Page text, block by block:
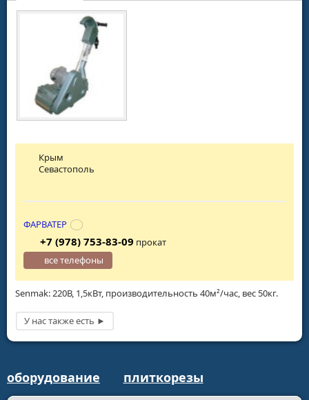
Senmak: 220В, 1,5кВт, производительность 40м²/час, вес 50кг.
Крым
Севастополь
ФАРВАТЕР
+7 (978) 753-83-09 прокат
все телефоны
оборудование плиткорезы